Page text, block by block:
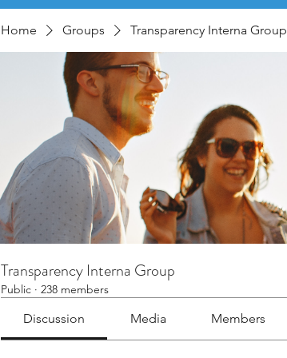
Home Groups Transparency Interna Group
Transparency Interna Group
Public · 238 members
Discussion Media Members